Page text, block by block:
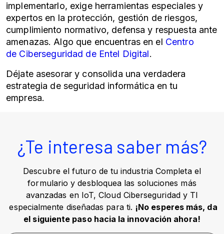
implementarlo, exige herramientas especiales y
expertos en la protección, gestión de riesgos,
cumplimiento normativo, defensa y respuesta ante
amenazas. Algo que encuentras en el Centro
de Ciberseguridad de Entel Digital.
Déjate asesorar y consolida una verdadera
estrategia de seguridad informática en tu
empresa.
¿Te interesa saber más?
Descubre el futuro de tu industria Completa el
formulario y desbloquea las soluciones más
avanzadas en IoT, Cloud Ciberseguridad y TI
especialmente diseñadas para ti. ¡No esperes más, da
el siguiente paso hacia la innovación ahora!